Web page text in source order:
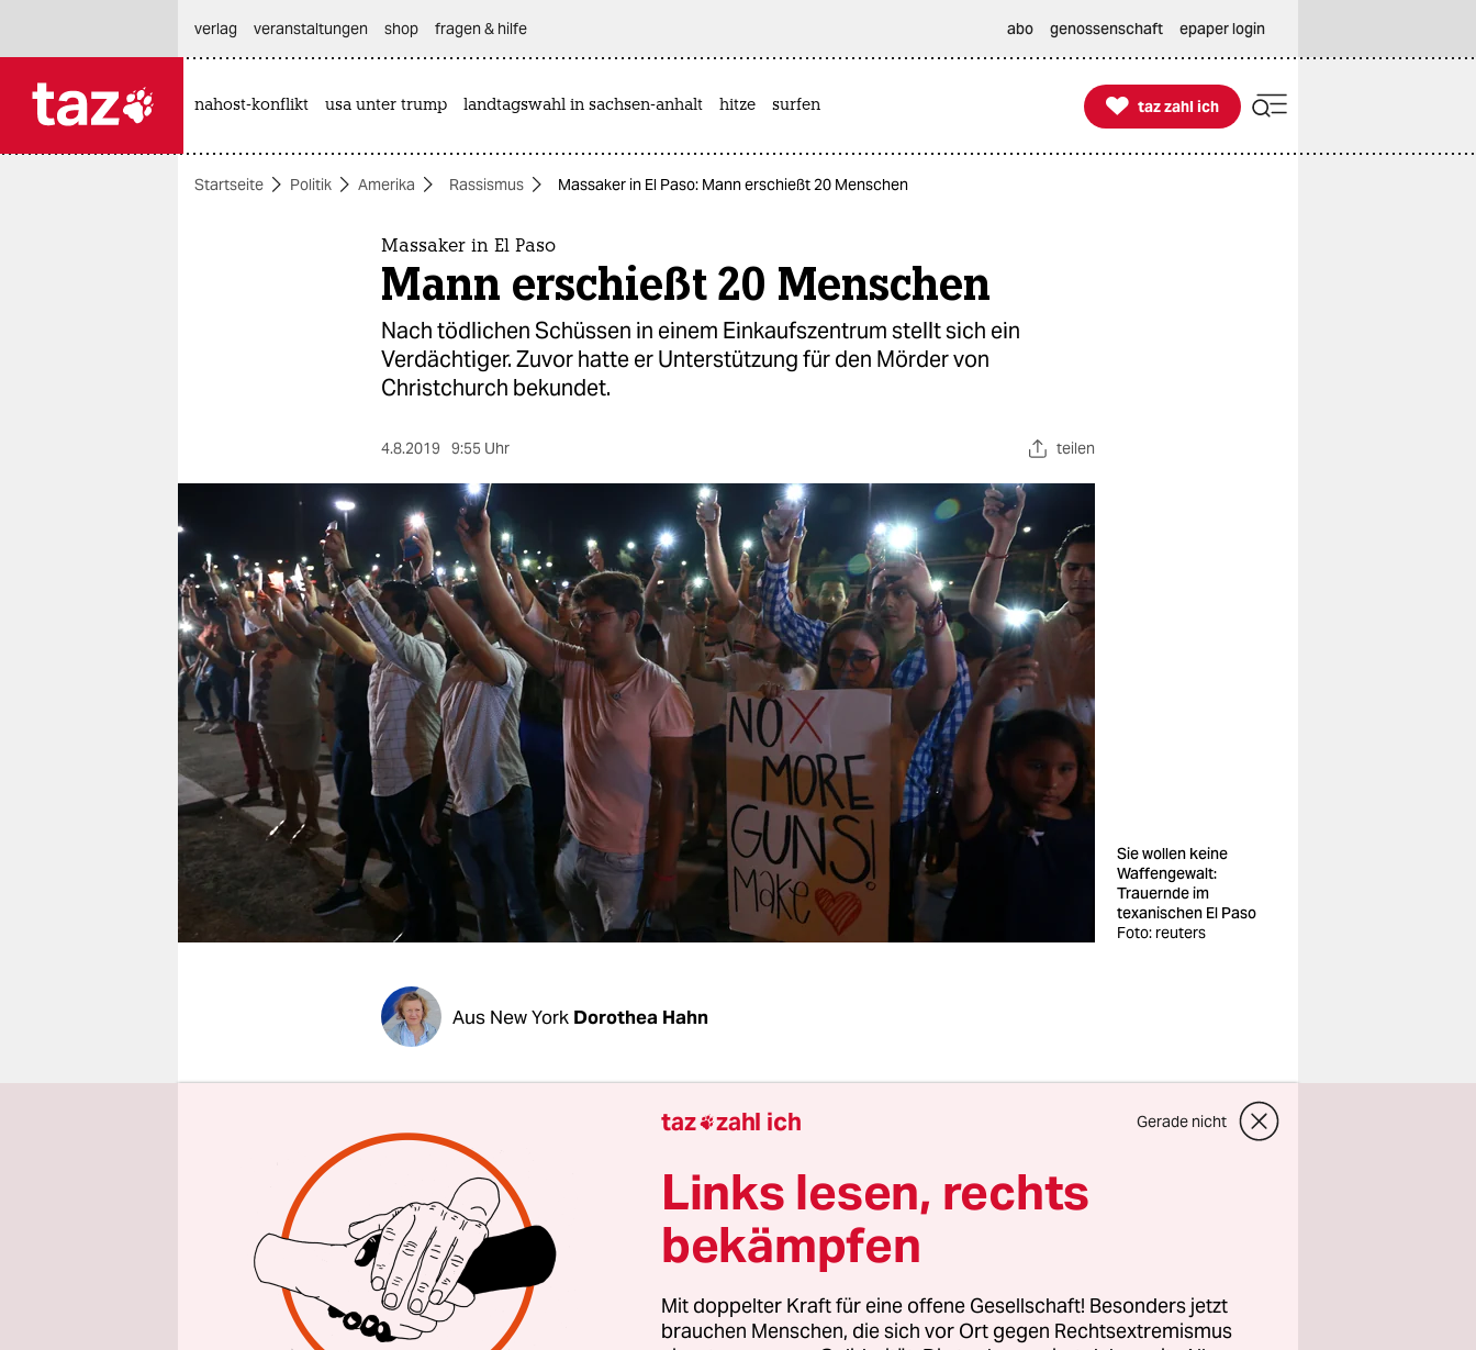
themen
nord
wahrheit
verlag
verlag
veranstaltungen
fragen & hilfe
unterstützen
genossenschaft
verlag
veranstaltungen shop fragen & hilfe abo genossenschaft epaper login
nahost-konflikt usa unter trump landtagswahl in sachsen-anhalt hitze surfen 
taz zahl ich
taz zahl ich
Startseite Politik Amerika Rassismus Massaker in El Paso: Mann erschießt 20 Menschen
Massaker in El Paso
Mann erschießt 20 Menschen
Nach tödlichen Schüssen in einem Einkaufszentrum stellt sich ein
Verdächtiger. Zuvor hatte er Unterstützung für den Mörder von
Christchurch bekundet.
4.8.2019 9:55 Uhr teilen
Sie wollen keine
Waffengewalt:
Trauernde im
texanischen El Paso
Foto: reuters
Aus New York Dorothea Hahn
Am Samstag sind bei einem Massaker mindestens 20 Menschen in
einem Einkaufszentrum im texanischen El Paso umgekommen.
Weitere 26 wurden teilweise schwer verletzt. Unter den Opfern waren
offenbar auch mehrere MexikanerInnen.
Der mutmaßliche Täter, der mit einem Sturmgewehr bewaffnet war,
kam danach in Polizeigewahrsam. Es handelt sich um den 21-jährigen
Patrick C., einen Trump-Unterstützer aus einer Vorstadt von Dallas. Er
taz zahl ich Gerade nicht
Links lesen, rechts
bekämpfen
Mit doppelter Kraft für eine offene Gesellschaft! Besonders jetzt
brauchen Menschen, die sich vor Ort gegen Rechtsextremismus